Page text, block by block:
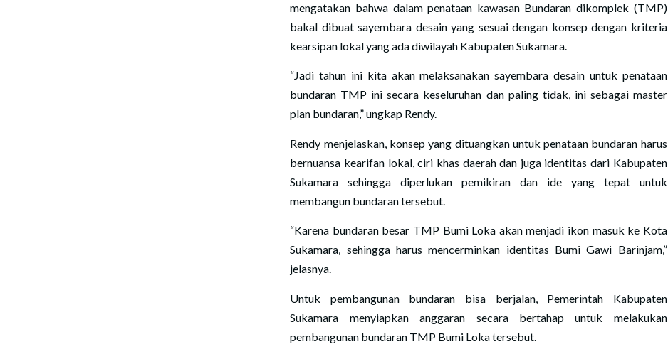
mengatakan bahwa dalam penataan kawasan Bundaran dikomplek (TMP)
bakal dibuat sayembara desain yang sesuai dengan konsep dengan kriteria
kearsipan lokal yang ada diwilayah Kabupaten Sukamara.
“Jadi tahun ini kita akan melaksanakan sayembara desain untuk penataan
bundaran TMP ini secara keseluruhan dan paling tidak, ini sebagai master
plan bundaran,” ungkap Rendy.
Rendy menjelaskan, konsep yang dituangkan untuk penataan bundaran harus
bernuansa kearifan lokal, ciri khas daerah dan juga identitas dari Kabupaten
Sukamara sehingga diperlukan pemikiran dan ide yang tepat untuk
membangun bundaran tersebut.
“Karena bundaran besar TMP Bumi Loka akan menjadi ikon masuk ke Kota
Sukamara, sehingga harus mencerminkan identitas Bumi Gawi Barinjam,”
jelasnya.
Untuk pembangunan bundaran bisa berjalan, Pemerintah Kabupaten
Sukamara menyiapkan anggaran secara bertahap untuk melakukan
pembangunan bundaran TMP Bumi Loka tersebut.